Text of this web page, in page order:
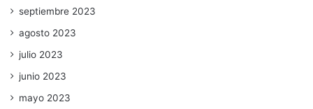
septiembre 2023
agosto 2023
julio 2023
junio 2023
mayo 2023